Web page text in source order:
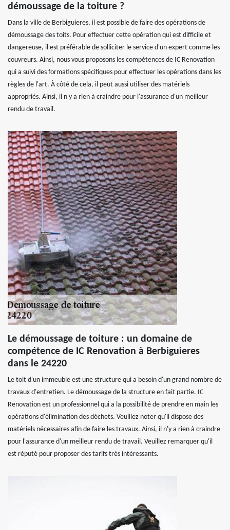
démoussage de la toiture ?
Dans la ville de Berbiguieres, il est possible de faire des opérations de
démoussage des toits. Pour effectuer cette opération qui est difficile et
dangereuse, il est préférable de solliciter le service d'un expert comme les
couvreurs. Ainsi, nous vous proposons les compétences de IC Renovation
qui a suivi des formations spécifiques pour effectuer les opérations dans les
règles de l'art. À côté de cela, il peut aussi utiliser des matériels
appropriés. Ainsi, il n'y a rien à craindre pour l'assurance d'un meilleur
rendu de travail.
Le démoussage de toiture : un domaine de
compétence de IC Renovation à Berbiguieres
dans le 24220
Le toit d'un immeuble est une structure qui a besoin d'un grand nombre de
travaux d'entretien. Le démoussage de la structure en fait partie. IC
Renovation est un professionnel qui a la possibilité de prendre en main les
opérations d'élimination des déchets. Veuillez noter qu'il dispose des
matériels nécessaires afin de faire les travaux. Ainsi, il n'y a rien à craindre
pour l'assurance d'un meilleur rendu de travail. Veuillez remarquer qu'il
est réputé pour proposer des tarifs très intéressants.